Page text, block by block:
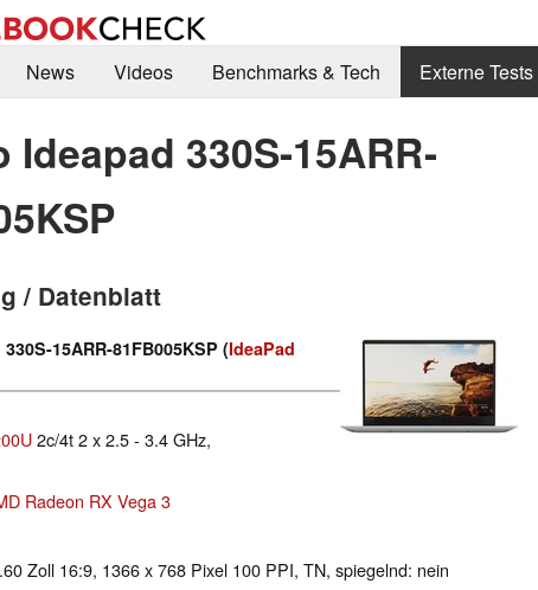
News Videos Benchmarks & Tech Externe Tests
Ideapad 330S-15ARR-
/ Datenblatt
15ARR-81FB005KSP (IdeaPad
2c/4t 2 x 2.5 - 3.4 GHz,
Radeon RX Vega 3
Zoll 16:9, 1366 x 768 Pixel 100 PPI, TN, spiegelnd: nein